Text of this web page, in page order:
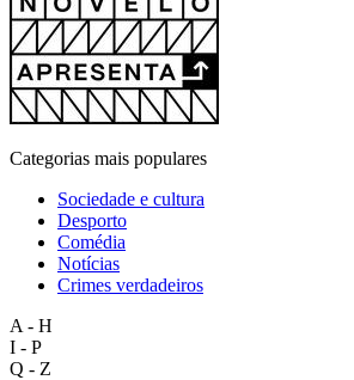
Categorias mais populares
Sociedade e cultura
Desporto
Comédia
Notícias
Crimes verdadeiros
A - H
I - P
Q - Z